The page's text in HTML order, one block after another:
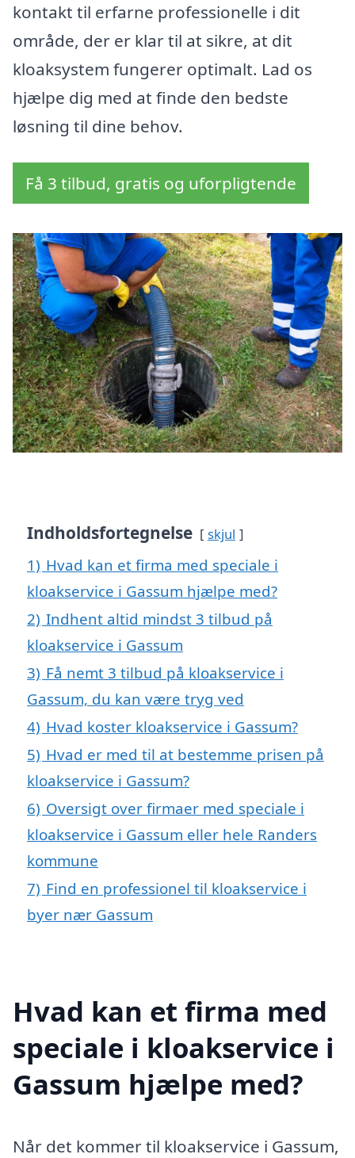
kontakt til erfarne professionelle i dit
område, der er klar til at sikre, at dit
kloaksystem fungerer optimalt. Lad os
hjælpe dig med at finde den bedste
løsning til dine behov.
Få 3 tilbud, gratis og uforpligtende
Indholdsfortegnelse skjul
1) Hvad kan et firma med speciale i
kloakservice i Gassum hjælpe med?
2) Indhent altid mindst 3 tilbud på
kloakservice i Gassum
3) Få nemt 3 tilbud på kloakservice i
Gassum, du kan være tryg ved
4) Hvad koster kloakservice i Gassum?
5) Hvad er med til at bestemme prisen på
kloakservice i Gassum?
6) Oversigt over firmaer med speciale i
kloakservice i Gassum eller hele Randers
kommune
7) Find en professionel til kloakservice i
byer nær Gassum
Hvad kan et firma med
speciale i kloakservice i
Gassum hjælpe med?
Når det kommer til kloakservice i Gassum,